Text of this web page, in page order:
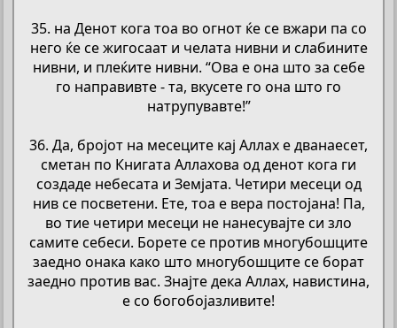
35. на Денот кога тоа во огнот ќе се вжари па со
него ќе се жигосаат и челата нивни и слабините
нивни, и плеќите нивни. “Ова е она што за себе
го направивте - та, вкусете го она што го
натрупувавте!”
36. Да, бројот на месеците кај Аллах е дванаесет,
сметан по Книгата Аллахова од денот кога ги
создаде небесата и Земјата. Четири месеци од
нив се посветени. Ете, тоа е вера постојана! Па,
во тие четири месеци не нанесувајте си зло
самите себеси. Борете се против многубошците
заедно онака како што многубошците се борат
заедно против вас. Знајте дека Аллах, навистина,
е со богобојазливите!